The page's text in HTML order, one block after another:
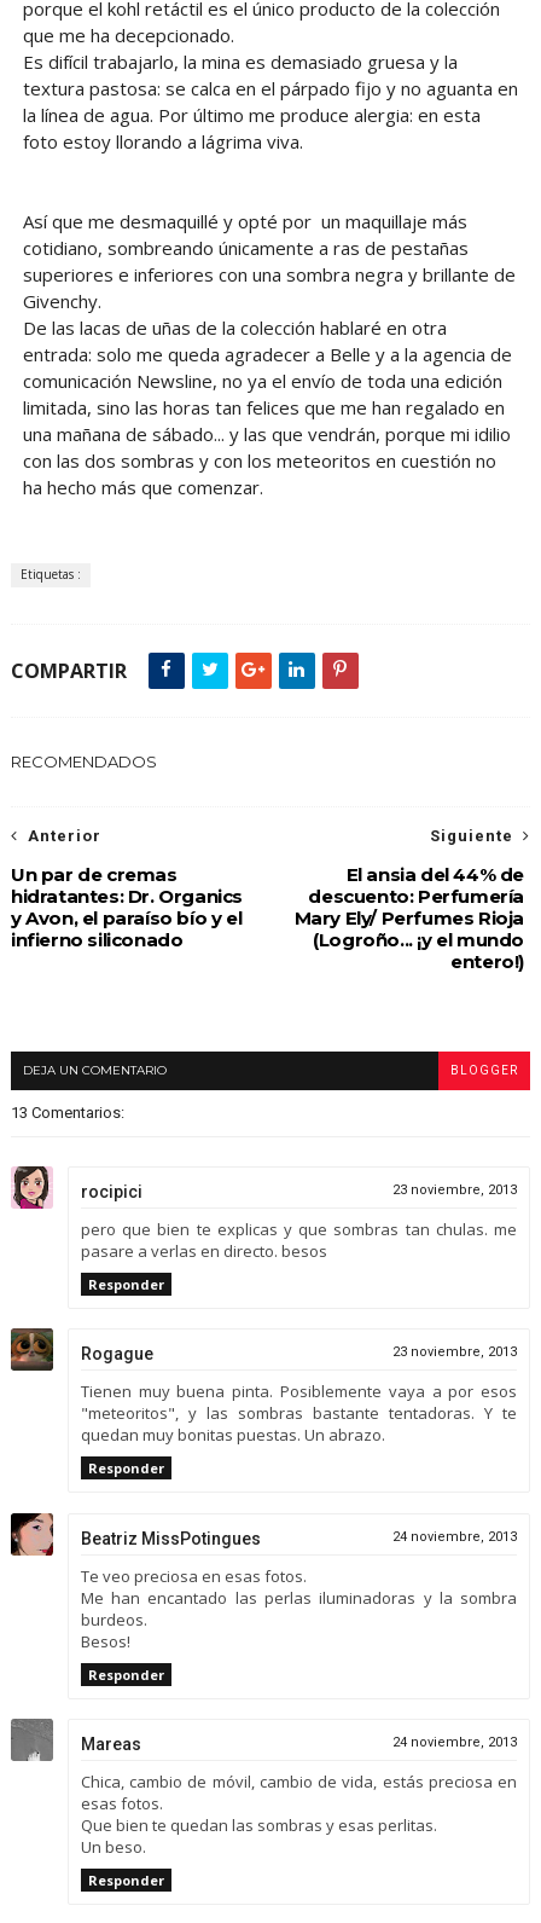
porque el kohl retáctil es el único producto de la colección
que me ha decepcionado.
Es difícil trabajarlo, la mina es demasiado gruesa y la
textura pastosa: se calca en el párpado fijo y no aguanta en
la línea de agua. Por último me produce alergia: en esta
foto estoy llorando a lágrima viva.
Así que me desmaquillé y opté por un maquillaje más
cotidiano, sombreando únicamente a ras de pestañas
superiores e inferiores con una sombra negra y brillante de
Givenchy.
De las lacas de uñas de la colección hablaré en otra
entrada: solo me queda agradecer a Belle y a la agencia de
comunicación Newsline, no ya el envío de toda una edición
limitada, sino las horas tan felices que me han regalado en
una mañana de sábado... y las que vendrán, porque mi idilio
con las dos sombras y con los meteoritos en cuestión no
ha hecho más que comenzar.
Etiquetas :
COMPARTIR
RECOMENDADOS
Siguiente
El ansia del 44% de
descuento: Perfumería
Mary Ely/ Perfumes Rioja
(Logroño... ¡y el mundo
entero!)
Anterior
Un par de cremas
hidratantes: Dr. Organics
y Avon, el paraíso bío y el
infierno siliconado
DEJA UN COMENTARIO BLOGGER
13 Comentarios:
rocipici 23 noviembre, 2013
pero que bien te explicas y que sombras tan chulas. me
pasare a verlas en directo. besos
Responder
Rogague 23 noviembre, 2013
Tienen muy buena pinta. Posiblemente vaya a por esos
"meteoritos", y las sombras bastante tentadoras. Y te
quedan muy bonitas puestas. Un abrazo.
Responder
Beatriz MissPotingues 24 noviembre, 2013
Te veo preciosa en esas fotos.
Me han encantado las perlas iluminadoras y la sombra
burdeos.
Besos!
Responder
Mareas 24 noviembre, 2013
Chica, cambio de móvil, cambio de vida, estás preciosa en
esas fotos.
Que bien te quedan las sombras y esas perlitas.
Un beso.
Responder